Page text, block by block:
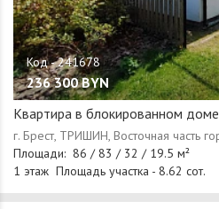
236 300 BYN
Квартира в блокированном доме